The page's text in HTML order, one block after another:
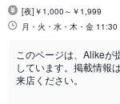
[夜]￥1,000～￥1,999
月・火・水・木・金
このページは、Alikeが
しています。掲載情報
来店ください。